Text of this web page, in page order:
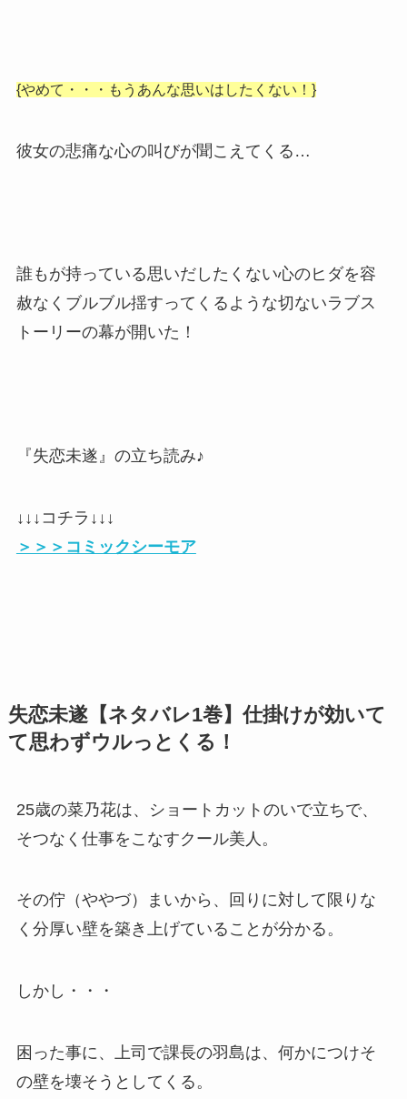
{やめて・・・もうあんな思いはしたくない！}
彼女の悲痛な心の叫びが聞こえてくる…
誰もが持っている思いだしたくない心のヒダを容
赦なくブルブル揺すってくるような切ないラブス
トーリーの幕が開いた！
『失恋未遂』の立ち読み♪
↓↓↓コチラ↓↓↓
＞＞＞コミックシーモア
失恋未遂【ネタバレ1巻】仕掛けが効いて
て思わずウルっとくる！
25歳の菜乃花は、ショートカットのいで立ちで、
そつなく仕事をこなすクール美人。
その佇（ややづ）まいから、回りに対して限りな
く分厚い壁を築き上げていることが分かる。
しかし・・・
困った事に、上司で課長の羽島は、何かにつけそ
の壁を壊そうとしてくる。